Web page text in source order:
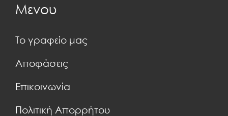
Μενου
Το γραφείο μας
Αποφάσεις
Επικοινωνία
Πολιτική Απορρήτου